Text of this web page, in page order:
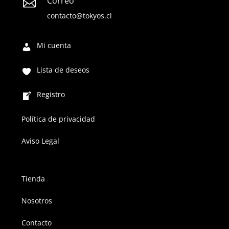

contacto@tokyos.cl
Mi cuenta
Lista de deseos
Registro
Política de privacidad
Aviso Legal
Tienda
Nosotros
Contacto